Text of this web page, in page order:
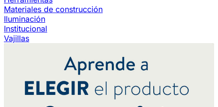
Materiales de construcción
Iluminación
Institucional
Vajillas